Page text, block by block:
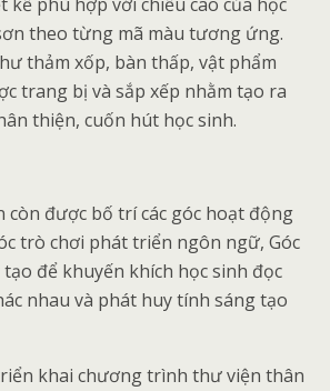
theo từng mã màu tương ứng.
thảm xốp, bàn thấp, vật phẩm
trang bị và sắp xếp nhằm tạo ra
thiện, cuốn hút học sinh.
còn được bố trí các góc hoạt động
trò chơi phát triển ngôn ngữ, Góc
để khuyến khích học sinh đọc
nhau và phát huy tính sáng tạo
khai chương trình thư viện thân